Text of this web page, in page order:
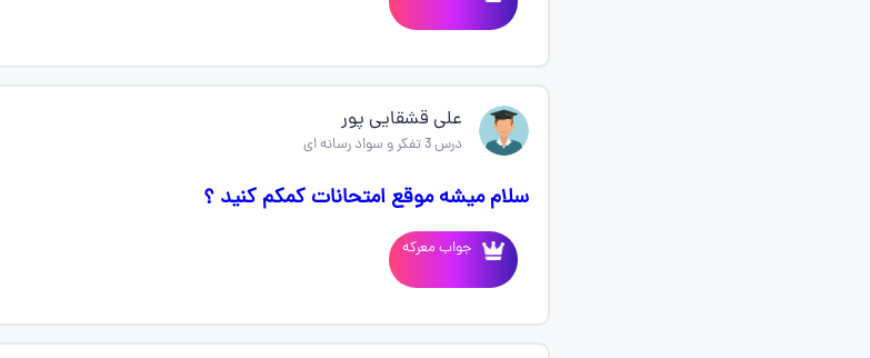
علی قشقایی پور
درس 3 تفکر و سواد رسانه ای
سلام میشه موقع امتحانات کمکم کنید ‍؟
جواب معرکه